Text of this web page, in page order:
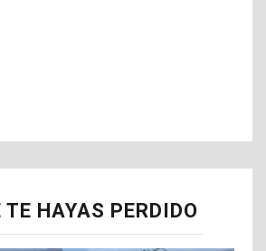
TE HAYAS PERDIDO